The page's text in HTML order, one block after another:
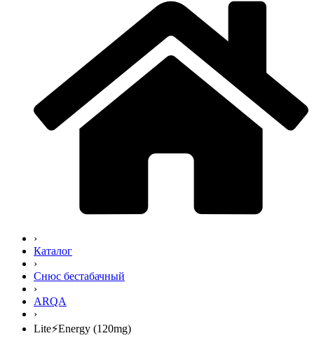
›
Каталог
›
Снюс бестабачный
›
ARQA
›
Lite⚡Energy (120mg)